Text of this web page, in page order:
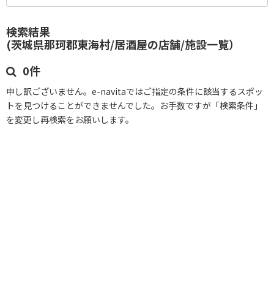
検索結果
(茨城県那珂郡東海村/居酒屋の店舗/施設一覧）
0件
申し訳ございません。e-navitaではご指定の条件に該当するスポッ
トを見つけることができませんでした。お手数ですが「検索条件」
を変更し再検索をお願いします。